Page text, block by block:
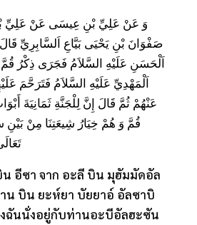
وَ عَنْ عَلِيِّ بْنِ عِيسَى عَنْ عَلِيِّ
صَفْوَانَ بْنِ يَحْيَى بَيَّاعِ اَلسَّابِرِيِّ
اَلْحَسَنِ عَلَيْهِ السَّلاَمُ فَجَرَى ذِكْرُ قُمَّ
اَلْمَهْدِيِّ عَلَيْهِ السَّلاَمُ فَتَرَحَّمَ
عَنْهُمْ ثُمَّ قَالَ إِنَّ لِلْجَنَّةِ ثَمَانِيَةَ
قُمَّ وَ هُمْ خِيَارُ شِيعَتِنَا مِنْ بَيْنِ
น อีซา จาก อะลี บิน มุฮัมมัดอัล
น บิน ยะห์ยา บัยยาอ์ อัลซาบิ
ฉันนั่งอยู่กับท่านอะบีอัลฮะซัน